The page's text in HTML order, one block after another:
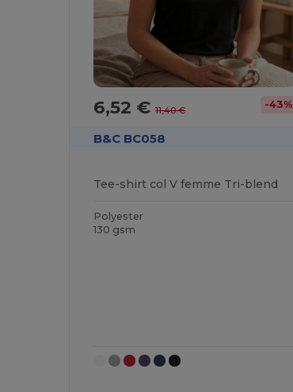
6,52 €11,40 € -43%
B&C BC058
Tee-shirt col V femme Tri-blend
Polyester
130 gsm